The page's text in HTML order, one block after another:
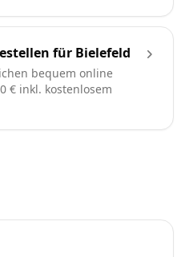
für Bielefeld
bequem online
€ inkl. kostenlosem